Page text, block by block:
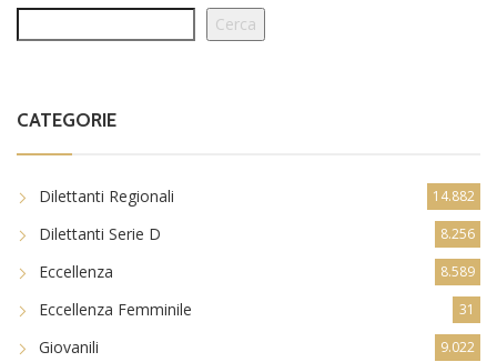
Cerca
CATEGORIE
Dilettanti Regionali 14.882
Dilettanti Serie D 8.256
Eccellenza 8.589
Eccellenza Femminile 31
Giovanili 9.022